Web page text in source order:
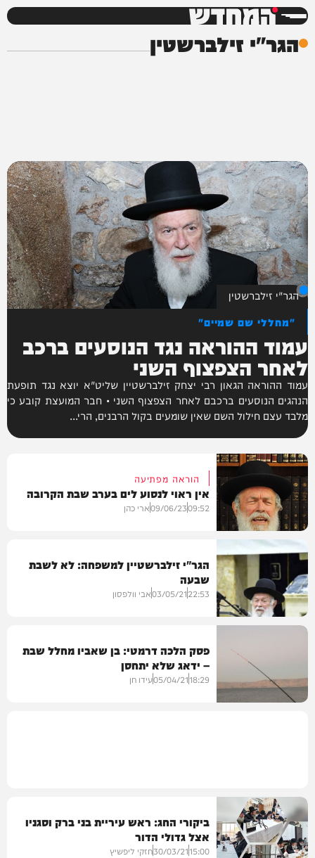
המחדש
הגר"י זילברשטין
הגר"י זילברשטין
"מחללי שם שמיים"
עמוד ההוראה נגד הנוסעים ברכב
לאחר הצפצוף השני
עמוד ההוראה הגאון רבי יצחק זילברשטיין שליט"א יוצא נגד תופעת
הנהגים הנוסעים ברכבם לאחר הצפצוף השני • חבר המועצת קובע כי
מלבד עצם חילול השם שאין שומעים בקול הרבנים, הרי...
בארץ
הוראה מפתיעה
אין ראוי לנסוע לים בערב שבת הקרובה
09:52
09/06/23ארי כהן
חרדים
הגר"י זילברשטיין למשפחה: לא לשבת
שבעה
22:53
03/05/21אבי וולפסון
פסק הלכה דרמטי: בן שאביו מחלל שבת
– ידאג שלא יתחסן
18:29
05/04/21עידו חן
ביקורי החג: ראש עיריית בני ברק וסגניו
אצל גדולי הדור
15:00
30/03/21חזקי ליפשיץ